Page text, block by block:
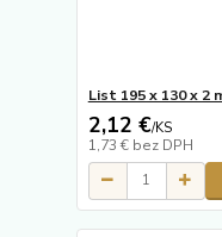
List 195 x 130 x 2
2,12 €/KS
1,73 € bez DPH